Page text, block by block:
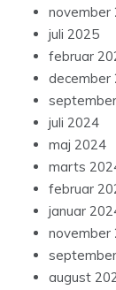
november
juli 2025
februar
december
juli 2024
maj 2024
marts
februar
januar
november
august